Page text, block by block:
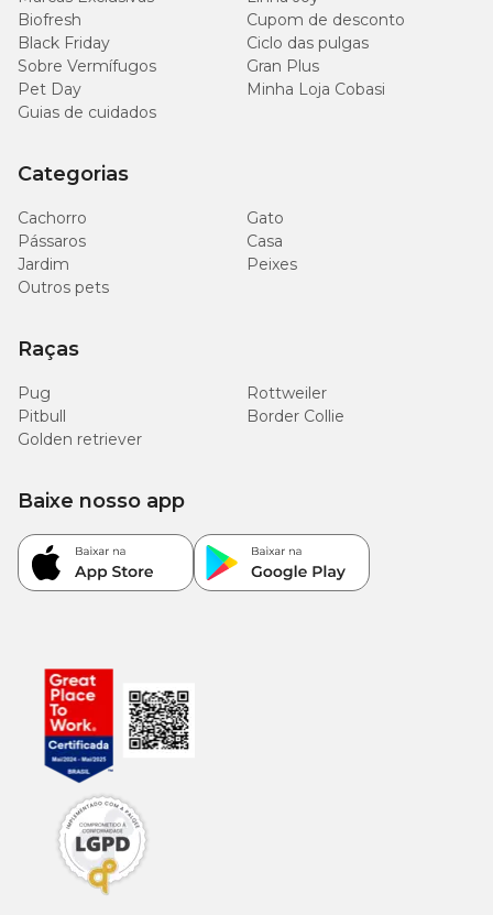
Em alguns casos, o profissional também poderá indicar
uma dieta específica à base de rações para saúde oral, com
grãos adaptados e nutrientes funcionais.
E atenção: se o seu cão ingerir pasta de dente humana,
Biofresh
Cupom de desconto
Black Friday
Ciclo das pulgas
Sobre Vermífugos
Gran Plus
Pet Day
Minha Loja Cobasi
Guias de cuidados
Categorias
Cachorro
Gato
Pássaros
Casa
Jardim
Peixes
Outros pets
Raças
Pug
Rottweiler
Pitbull
Border Collie
Golden retriever
Baixe nosso app